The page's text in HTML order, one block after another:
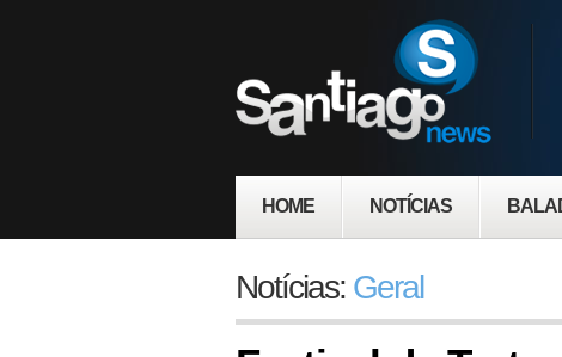
HOME NOTÍCIAS
Notícias: Geral